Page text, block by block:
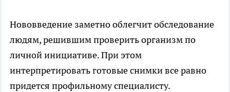
Нововведение заметно облегчит обследование
людям, решившим проверить организм по
личной инициативе. При этом
интерпретировать готовые снимки все равно
придется профильному специалисту.